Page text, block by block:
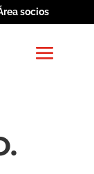
socios